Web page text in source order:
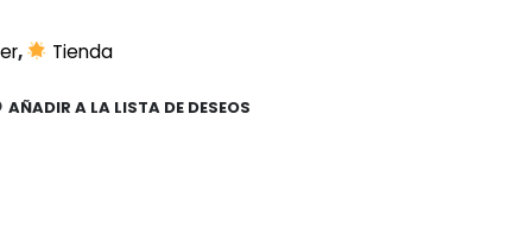
, Tienda
AÑADIR A LA LISTA DE DESEOS